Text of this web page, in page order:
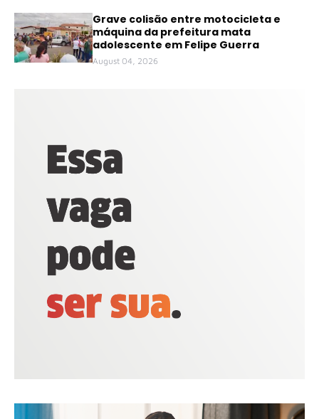
Grave colisão entre motocicleta e
máquina da prefeitura mata
adolescente em Felipe Guerra
August 04, 2026